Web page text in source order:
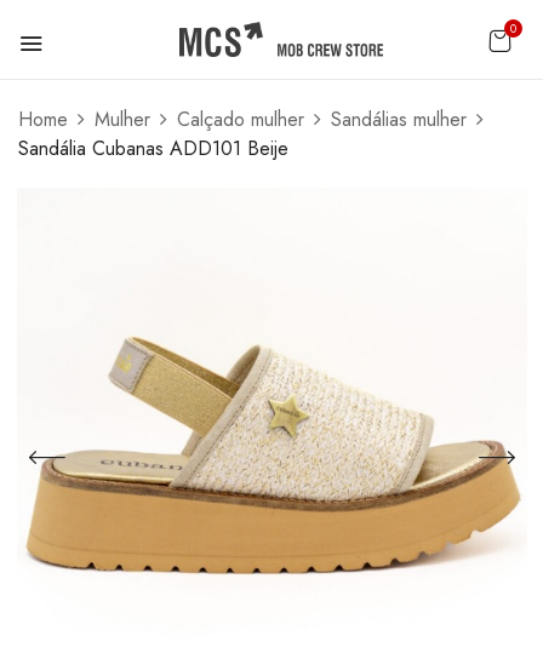
0
Home Mulher Calçado mulher
Sandálias mulher
Sandália Cubanas ADD101 Beije